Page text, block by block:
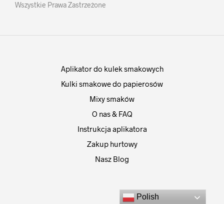
Wszystkie Prawa Zastrzeżone
Aplikator do kulek smakowych
Kulki smakowe do papierosów
Mixy smaków
O nas & FAQ
Instrukcja aplikatora
Zakup hurtowy
Nasz Blog
Polish